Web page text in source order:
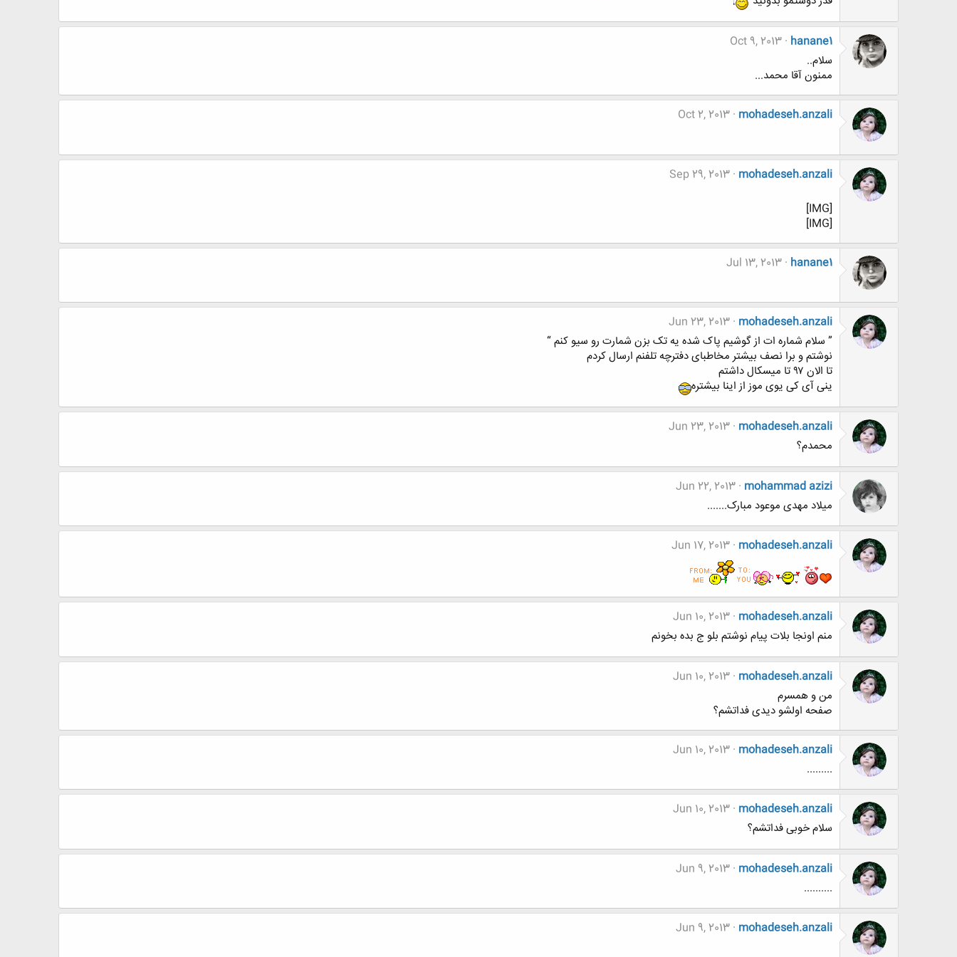
hanane1
Oct 9, 2013
سلام..
ممنون آقا محمد...
mohadeseh.anzali
Oct 2, 2013
mohadeseh.anzali
Sep 29, 2013
[IMG]
[IMG]
hanane1
Jul 13, 2013
mohadeseh.anzali
Jun 23, 2013
” ﺳﻼﻡ ﺷﻤﺎﺭﻩ ﺍﺕ ﺍﺯ ﮔﻮﺷﯿﻢ ﭘﺎﮎ ﺷﺪﻩ ﯾﻪ ﺗﮏ ﺑﺰﻥ ﺷﻤﺎﺭﺕ ﺭﻭ ﺳﯿﻮ ﮐﻨﻢ “
ﻧﻮﺷﺘﻢ ﻭ ﺑﺮﺍ ﻧﺼﻒ ﺑﯿﺸﺘﺮ ﻣﺨﺎﻃﺒﺎﯼ ﺩﻓﺘﺮﭼﻪ ﺗﻠﻔﻨﻢ ﺍﺭﺳﺎﻝ ﮐﺮﺩﻡ
ﺗﺎ ﺍﻻﻥ ۹۷ ﺗﺎ ﻣﯿﺴﮑﺎﻝ ﺩﺍﺷﺘﻢ
ﯾﻨﯽ ﺁﯼ ﮐﯽ ﯾﻮﯼ ﻣﻮﺯ ﺍﺯ ﺍﯾﻨﺎ ﺑﯿﺸﺘﺮﻩ
mohadeseh.anzali
Jun 23, 2013
محمدم؟
mohammad azizi
Jun 22, 2013
میلاد مهدی موعود مبارک.......
mohadeseh.anzali
Jun 17, 2013
mohadeseh.anzali
Jun 10, 2013
منم اونجا بلات پیام نوشتم بلو ج بده بخونم
mohadeseh.anzali
Jun 10, 2013
من و همسرم
صفحه اولشو دیدی فداتشم؟
mohadeseh.anzali
Jun 10, 2013
.........
mohadeseh.anzali
Jun 10, 2013
سلام خوبی فداتشم؟
mohadeseh.anzali
Jun 9, 2013
..........
mohadeseh.anzali
Jun 9, 2013